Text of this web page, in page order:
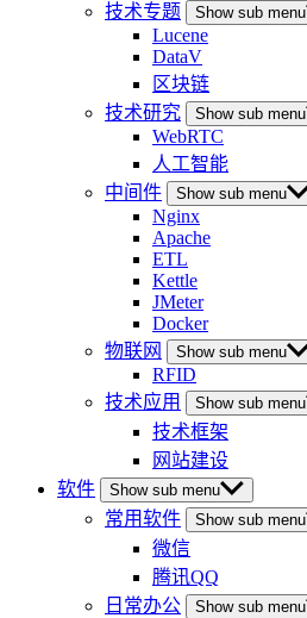
技术专题
Show sub menu
Lucene
DataV
区块链
技术研究
Show sub menu
WebRTC
人工智能
中间件
Show sub menu
Nginx
Apache
ETL
Kettle
JMeter
Docker
物联网
Show sub menu
RFID
技术应用
Show sub menu
技术框架
网站建设
软件
Show sub menu
常用软件 Show sub menu
微信
腾讯QQ
日常办公
Show sub menu